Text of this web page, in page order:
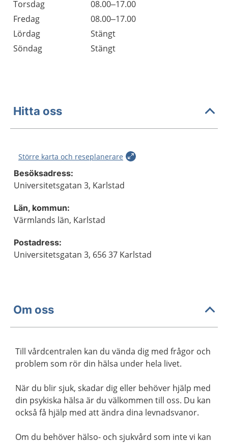
Torsdag
08.00–17.00
Fredag
08.00–17.00
Lördag
Stängt
Söndag
Stängt
Hitta oss
Större karta och reseplanerare
Besöksadress:
Universitetsgatan 3, Karlstad
Län, kommun:
Värmlands län, Karlstad
Postadress:
Universitetsgatan 3, 656 37 Karlstad
Om oss
Till vårdcentralen kan du vända dig med frågor och
problem som rör din hälsa under hela livet.
När du blir sjuk, skadar dig eller behöver hjälp med
din psykiska hälsa är du välkommen till oss. Du kan
också få hjälp med att ändra dina levnadsvanor.
Om du behöver hälso- och sjukvård som inte vi kan